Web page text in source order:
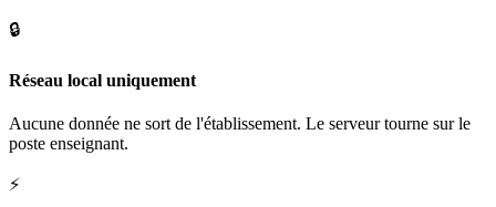
🔒
Réseau local uniquement
Aucune donnée ne sort de l'établissement. Le serveur tourne sur le
poste enseignant.
⚡